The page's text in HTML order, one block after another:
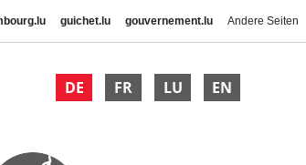
guichet.lu gouvernement.lu Andere Seiten
DE FR LU EN